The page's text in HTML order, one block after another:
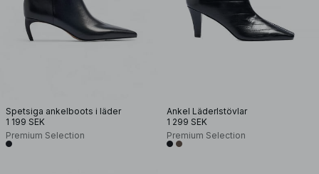
Spetsiga ankelboots i läder
1 199 SEK
Premium Selection
Ankel Läderlstövlar
1 299 SEK
Premium Selection